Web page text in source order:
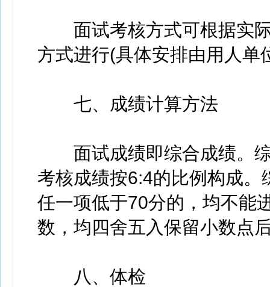
面试考核方式可根据实际
方式进行(具体安排由用人单
七、成绩计算方法
面试成绩即综合成绩。综
考核成绩按6:4的比例构成
任一项低于70分的，均不能
数，均四舍五入保留小数点
八、体检